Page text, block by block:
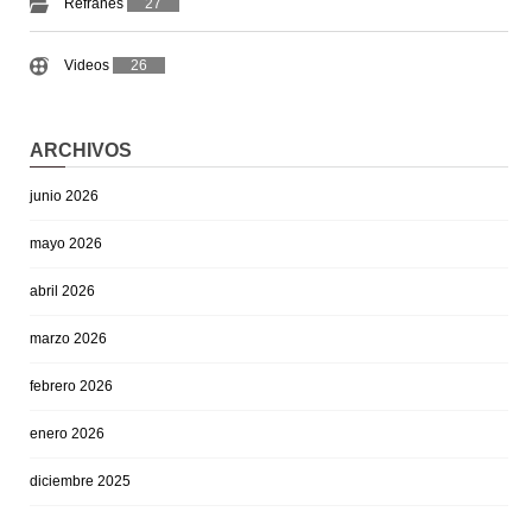
Refranes 27
Videos 26
ARCHIVOS
junio 2026
mayo 2026
abril 2026
marzo 2026
febrero 2026
enero 2026
diciembre 2025